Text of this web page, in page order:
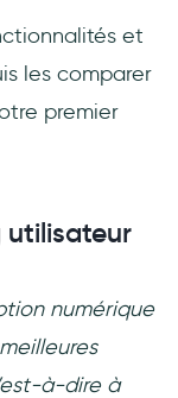
et
les comparer
premier
utilisateur
numérique
à-dire à